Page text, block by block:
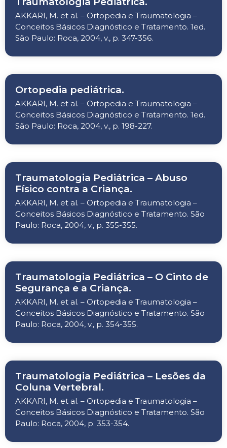
AKKARI, M. et al. – Ortopedia e Traumatologia –
Conceitos Básicos Diagnóstico e Tratamento. 1ed.
São Paulo: Roca, 2004, v., p. 347-356.
Ortopedia pediátrica.
AKKARI, M. et al. – Ortopedia e Traumatologia –
Conceitos Básicos Diagnóstico e Tratamento. 1ed.
São Paulo: Roca, 2004, v., p. 198-227.
Traumatologia Pediátrica – Abuso
Físico contra a Criança.
AKKARI, M. et al. – Ortopedia e Traumatologia –
Conceitos Básicos Diagnóstico e Tratamento. São
Paulo: Roca, 2004, v., p. 355-355.
Traumatologia Pediátrica – O Cinto de
Segurança e a Criança.
AKKARI, M. et al. – Ortopedia e Traumatologia –
Conceitos Básicos Diagnóstico e Tratamento. São
Paulo: Roca, 2004, v., p. 354-355.
Traumatologia Pediátrica – Lesões da
Coluna Vertebral.
AKKARI, M. et al. – Ortopedia e Traumatologia –
Conceitos Básicos Diagnóstico e Tratamento. São
Paulo: Roca, 2004, p. 353-354.